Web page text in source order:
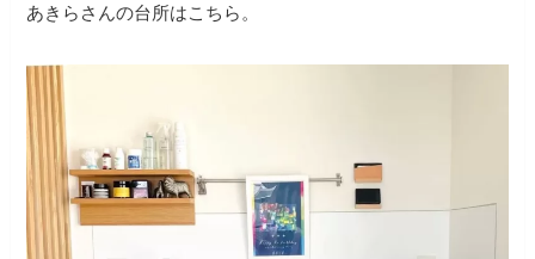
あきらさんの台所はこちら。